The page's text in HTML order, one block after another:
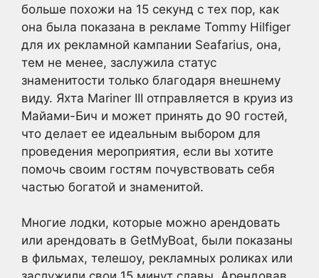
больше похожи на 15 секунд с тех пор, как
она была показана в рекламе Tommy Hilfiger
для их рекламной кампании Seafarius, она,
тем не менее, заслужила статус
знаменитости только благодаря внешнему
виду. Яхта Mariner III отправляется в круиз из
Майами-Бич и может принять до 90 гостей,
что делает ее идеальным выбором для
проведения мероприятия, если вы хотите
помочь своим гостям почувствовать себя
частью богатой и знаменитой.
Многие лодки, которые можно арендовать
или арендовать в GetMyBoat, были показаны
в фильмах, телешоу, рекламных роликах или